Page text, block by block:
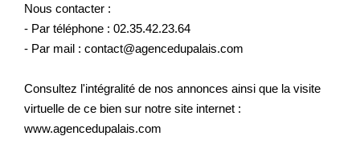
Nous contacter :
- Par téléphone : 02.35.42.23.64
- Par mail : contact@agencedupalais.com
Consultez l'intégralité de nos annonces ainsi que la visite
virtuelle de ce bien sur notre site internet :
www.agencedupalais.com